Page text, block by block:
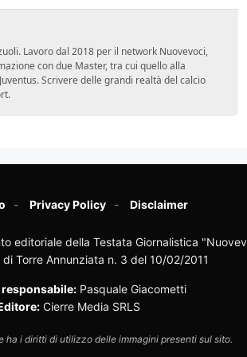
Lavoro dal 2018 per il network Nuovevoci,
con due Master, tra cui quello alla
Scrivere delle grandi realtà del calcio
Privacy Policy Disclaimer
editoriale della Testata Giornalistica
Torre Annunziata n. 3 del 10/02/2011
Pasquale Giacometti
Cierre Media SRLS
ha i diritti di utilizzo delle immagini presenti sul sito.